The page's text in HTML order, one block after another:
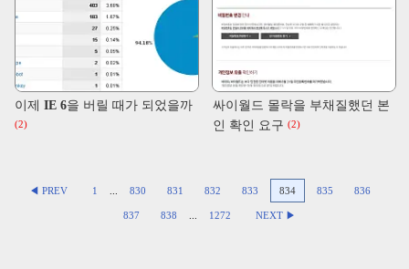
이제 IE 6을 버릴 때가 되었을까
(2)
싸이월드 몰락을 부채질했던 본
인 확인 요구 (2)
◀ PREV 1 830 831 832 833 834 835 836
837 838 1272 NEXT ▶